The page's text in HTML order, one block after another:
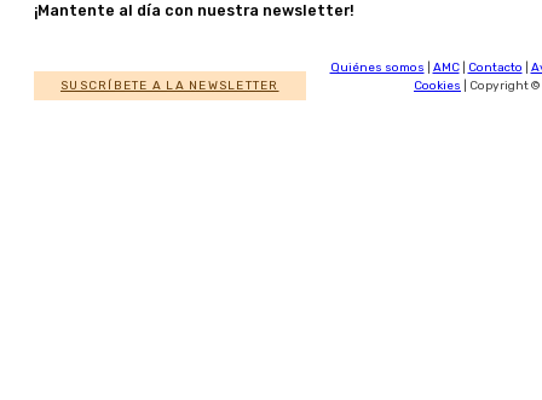
¡Mantente al día con nuestra newsletter!
SUSCRÍBETE A LA NEWSLETTER
Quiénes somos AMC| Contacto
Cookies | Copyright